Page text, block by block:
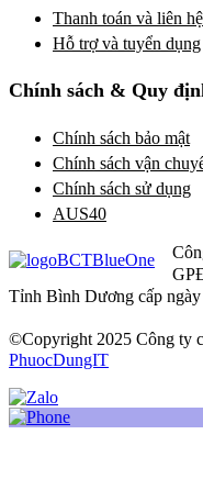
Thanh toán và liên hệ
Hỗ trợ và tuyển dụng
Chính sách & Quy
Chính sách bảo mật
Chính sách vận
Chính sách sử dụng
AUS40
Tỉnh Bình Dương cấp
©Copyright 2025 Công ty
PhuocDungIT